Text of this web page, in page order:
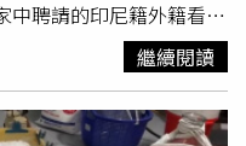
年11月的正18暴跌至負
負18。若以教育程度區
負35，顯示年輕選民與
。通膨與生活成本上升成
政府支持度下滑的重要原
中聘請的印尼籍外籍看護
聯繫，某次家人剛好上前
家的模樣。畫面中不僅房
估計超過百坪，讓人對其
繼續閱讀